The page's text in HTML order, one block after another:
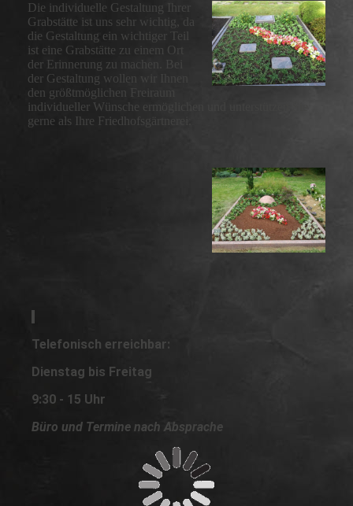
Die individuelle Gestaltung Ihrer
Grabstätte ist uns sehr wichtig, da
die Gestaltung ein wichtiger Teil
ist eine Grabstätte zu einem Ort
der Erinnerung zu machen. Bei
der Gestaltung wollen wir Ihnen
den größtmöglichen Freiraum
individueller Wünsche ermöglichen und unterstützen Sie
gerne als Ihre Friedhofsgärtnerei.
Telefonisch erreichbar:
Dienstag bis Freitag
9:30 - 15 Uhr
Büro und Termine nach Absprache